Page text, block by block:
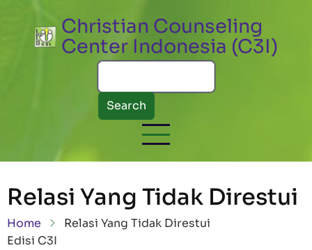
Christian Counseling
Center Indonesia (C3I)
Search
Relasi Yang Tidak Direstui
Breadcrumb
Home
Relasi Yang Tidak Direstui
Edisi C3I